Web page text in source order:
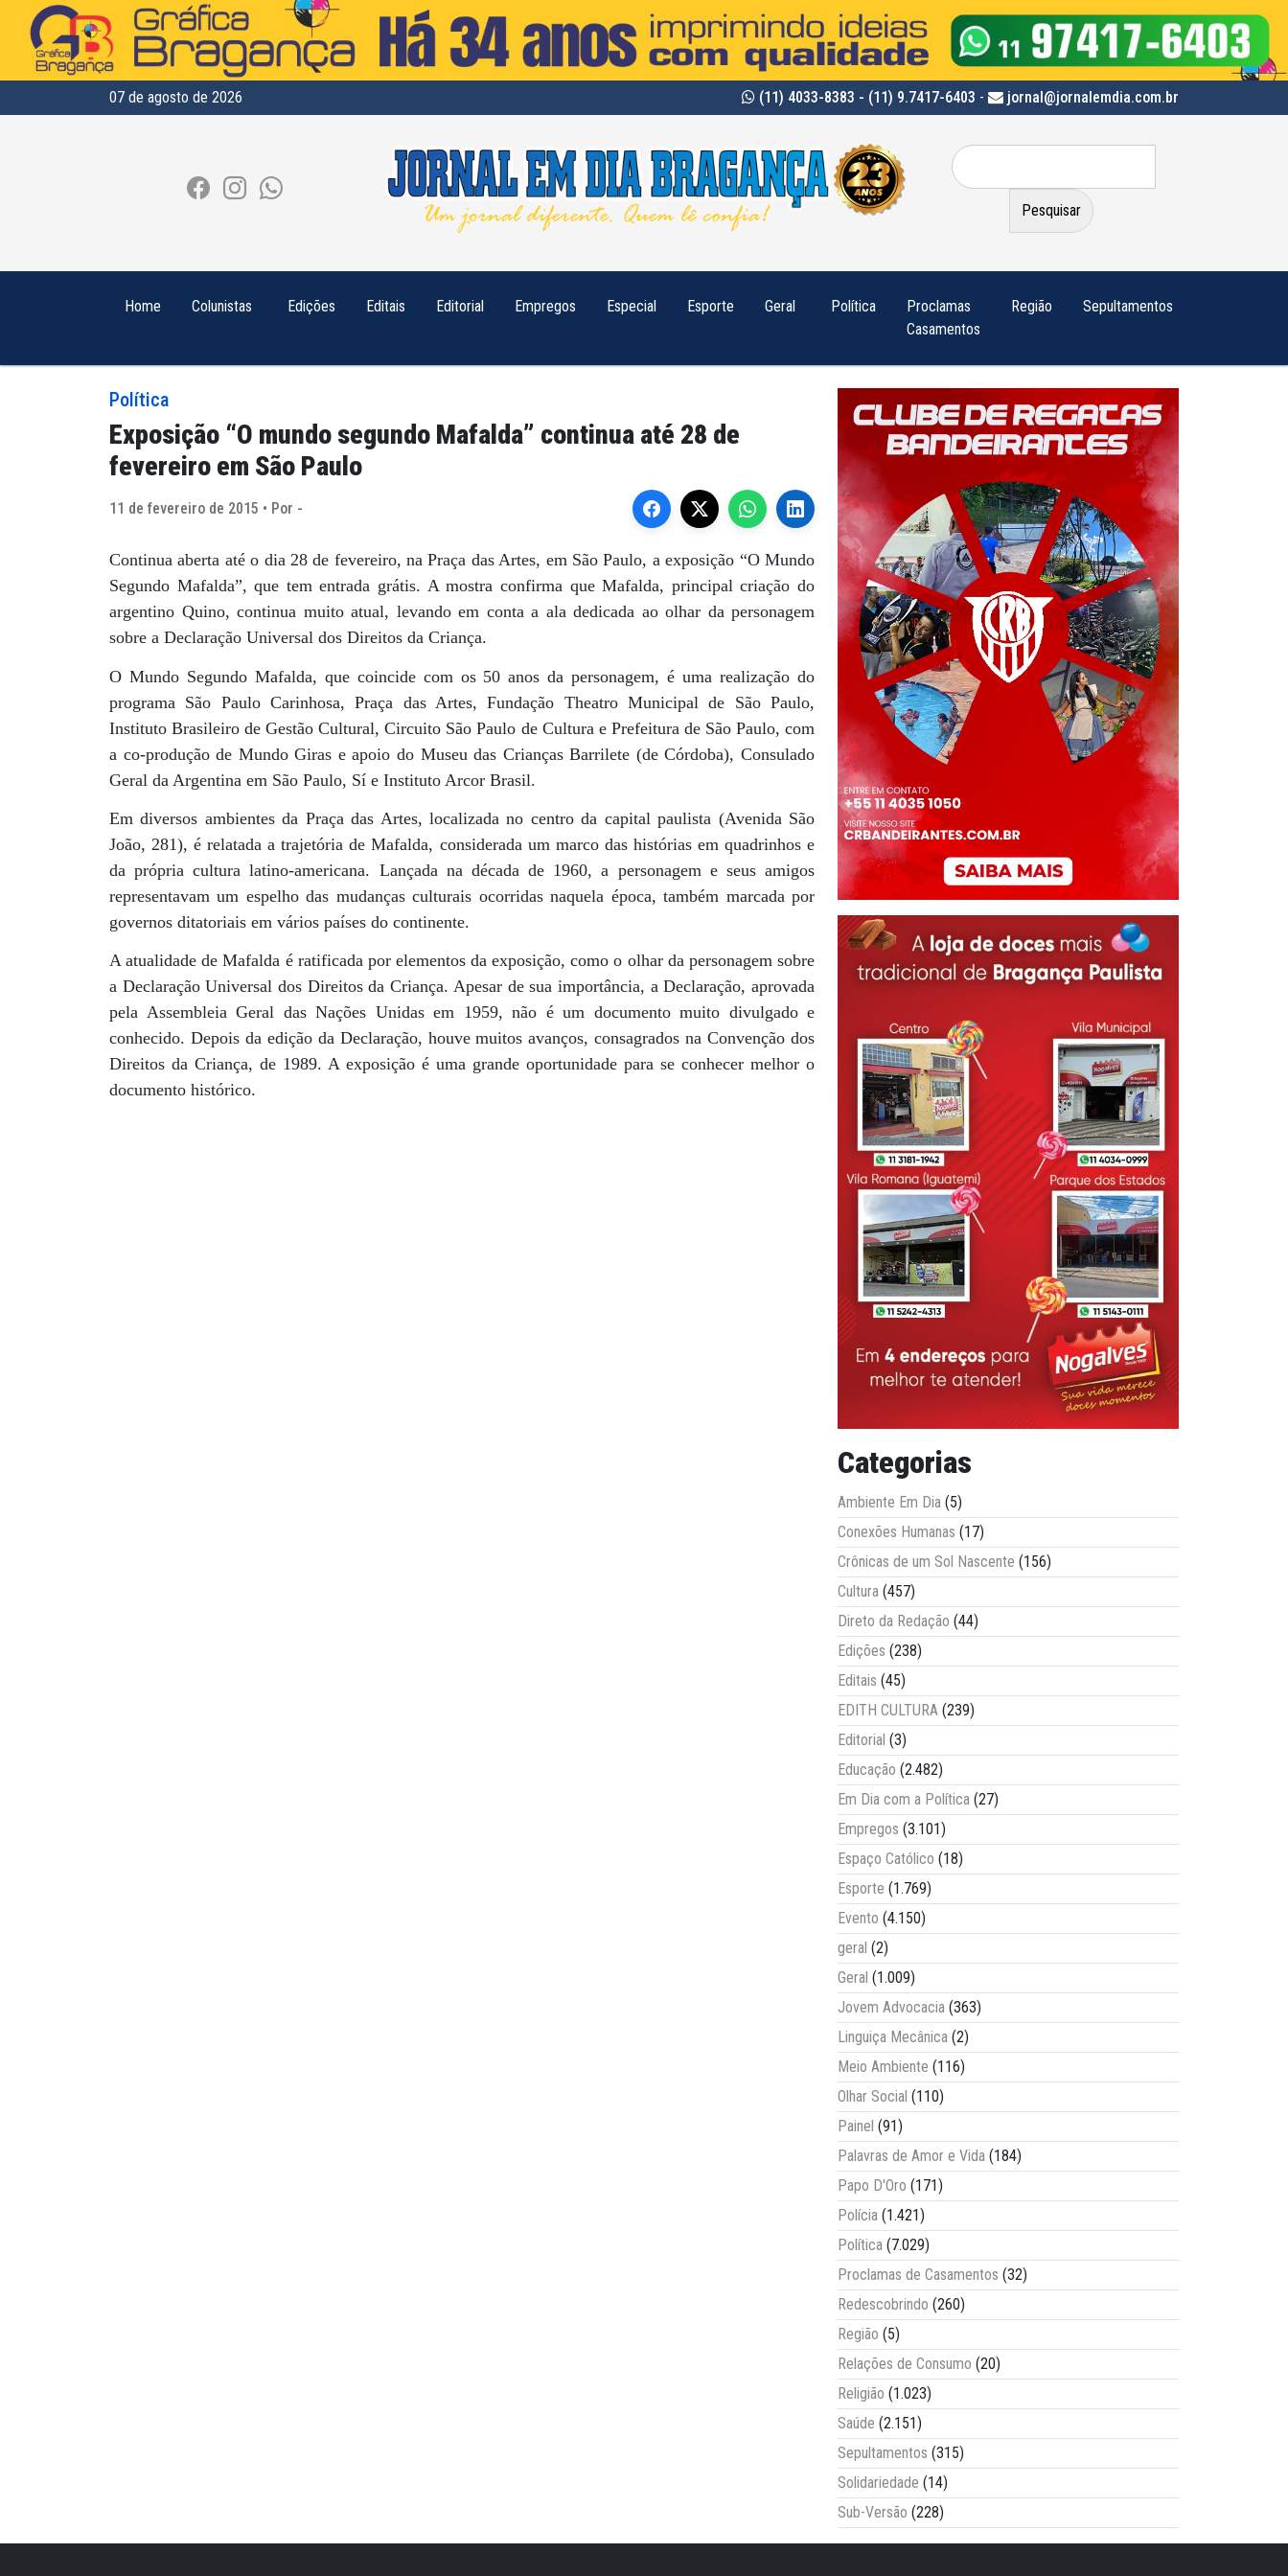
07 de agosto de 2026 (11) 4033-8383 - (11) 9.7417-6403 - jornal@jornalemdia.com.br
Pesquisar
por:
Home Colunistas Edições Editais Editorial Empregos Especial Esporte Geral Política
Proclamas
Casamentos
Região Sepultamentos
Política
Exposição “O mundo segundo Mafalda” continua até 28 de
fevereiro em São Paulo
11 de fevereiro de 2015 • Por -
Continua aberta até o dia 28 de fevereiro, na Praça das Artes, em São Paulo, a exposição “O Mundo
Segundo Mafalda”, que tem entrada grátis. A mostra confirma que Mafalda, principal criação do
argentino Quino, continua muito atual, levando em conta a ala dedicada ao olhar da personagem
sobre a Declaração Universal dos Direitos da Criança.
O Mundo Segundo Mafalda, que coincide com os 50 anos da personagem, é uma realização do
programa São Paulo Carinhosa, Praça das Artes, Fundação Theatro Municipal de São Paulo,
Instituto Brasileiro de Gestão Cultural, Circuito São Paulo de Cultura e Prefeitura de São Paulo, com
a co-produção de Mundo Giras e apoio do Museu das Crianças Barrilete (de Córdoba), Consulado
Geral da Argentina em São Paulo, Sí e Instituto Arcor Brasil.
Em diversos ambientes da Praça das Artes, localizada no centro da capital paulista (Avenida São
João, 281), é relatada a trajetória de Mafalda, considerada um marco das histórias em quadrinhos e
da própria cultura latino-americana. Lançada na década de 1960, a personagem e seus amigos
representavam um espelho das mudanças culturais ocorridas naquela época, também marcada por
governos ditatoriais em vários países do continente.
A atualidade de Mafalda é ratificada por elementos da exposição, como o olhar da personagem sobre
a Declaração Universal dos Direitos da Criança. Apesar de sua importância, a Declaração, aprovada
pela Assembleia Geral das Nações Unidas em 1959, não é um documento muito divulgado e
conhecido. Depois da edição da Declaração, houve muitos avanços, consagrados na Convenção dos
Direitos da Criança, de 1989. A exposição é uma grande oportunidade para se conhecer melhor o
documento histórico.
Categorias
Ambiente Em Dia (5)
Conexões Humanas (17)
Crônicas de um Sol Nascente (156)
Cultura (457)
Direto da Redação (44)
Edições (238)
Editais (45)
EDITH CULTURA (239)
Editorial (3)
Educação (2.482)
Em Dia com a Política (27)
Empregos (3.101)
Espaço Católico (18)
Esporte (1.769)
Evento (4.150)
geral (2)
Geral (1.009)
Jovem Advocacia (363)
Linguiça Mecânica (2)
Meio Ambiente (116)
Olhar Social (110)
Painel (91)
Palavras de Amor e Vida (184)
Papo D'Oro (171)
Polícia (1.421)
Política (7.029)
Proclamas de Casamentos (32)
Redescobrindo (260)
Região (5)
Relações de Consumo (20)
Religião (1.023)
Saúde (2.151)
Sepultamentos (315)
Solidariedade (14)
Sub-Versão (228)